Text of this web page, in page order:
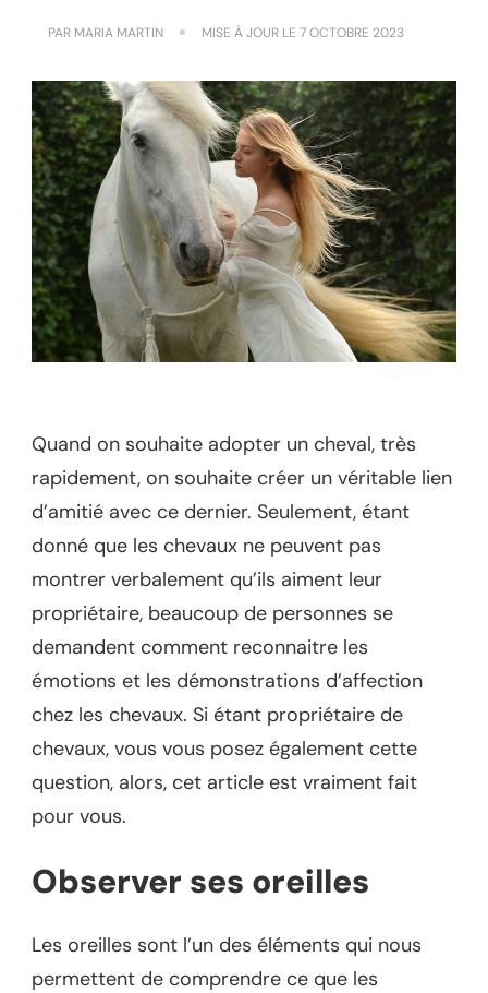
PAR MARIA MARTIN MISE À JOUR LE 7 OCTOBRE 2023
Quand on souhaite adopter un cheval, très
rapidement, on souhaite créer un véritable lien
d’amitié avec ce dernier. Seulement, étant
donné que les chevaux ne peuvent pas
montrer verbalement qu’ils aiment leur
propriétaire, beaucoup de personnes se
demandent comment reconnaitre les
émotions et les démonstrations d’affection
chez les chevaux. Si étant propriétaire de
chevaux, vous vous posez également cette
question, alors, cet article est vraiment fait
pour vous.
Observer ses oreilles
Les oreilles sont l’un des éléments qui nous
permettent de comprendre ce que les